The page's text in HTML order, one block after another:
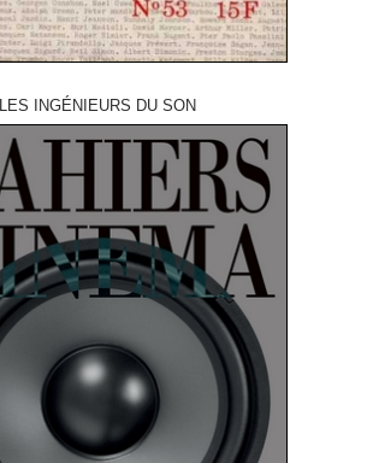
LES INGÉNIEURS DU SON